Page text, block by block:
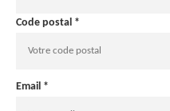
Code postal *
Email *